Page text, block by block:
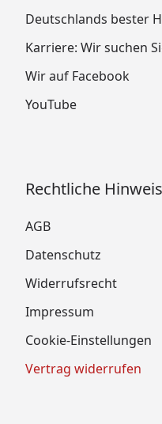
Deutschlands bester
Karriere: Wir suchen
Wir auf Facebook
YouTube
Rechtliche
AGB
Datenschutz
Widerrufsrecht
Impressum
Cookie-Einstellungen
Vertrag widerrufen